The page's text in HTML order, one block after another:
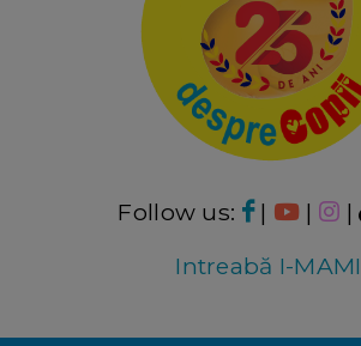
Follow us: | | |
Intreabă I-MAMI